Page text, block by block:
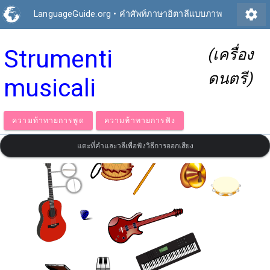
LanguageGuide.org • คำศัพท์ภาษาอิตาลีแบบภาพ settings
Strumenti
musicali
(เครื่อง
ดนตรี)
ความท้าทายการพูด ความท้าทายการฟัง
แตะที่คำและวลีเพื่อฟังวิธีการออกเสียง